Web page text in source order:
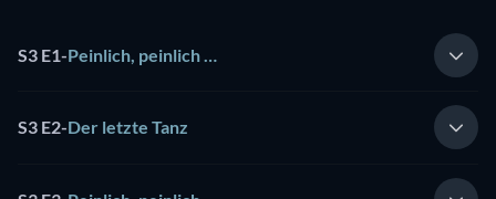
S3 E1-Peinlich, peinlich …
S3 E2-Der letzte Tanz